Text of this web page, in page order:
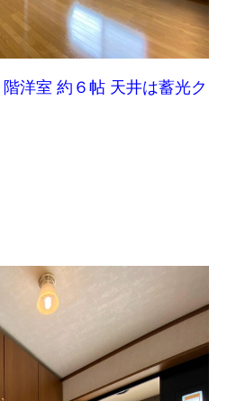
洋室 約６帖 天井は蓄光ク